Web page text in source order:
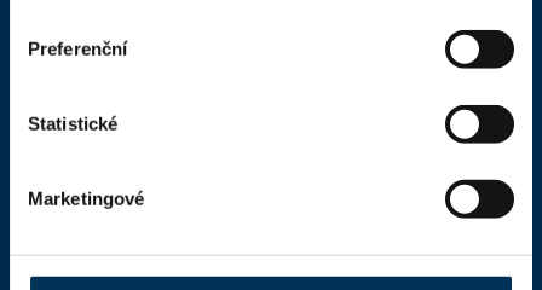
Preferenční
Statistické
Marketingové
Česká advokátní komora
Kaňkův palác
110 00 Praha 1,mapa